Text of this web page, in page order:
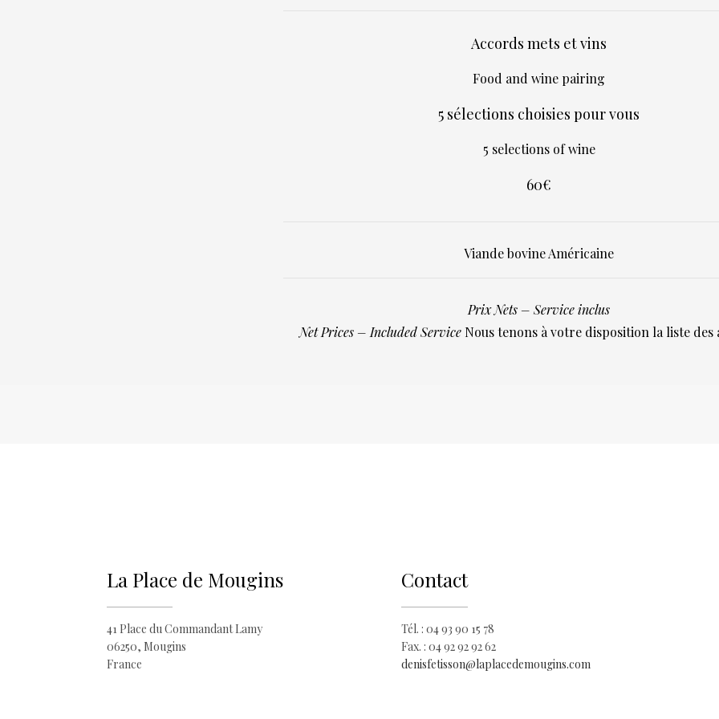
Accords mets et vins
Food and wine pairing
5 sélections choisies pour vous
5 selections of wine
60€
Viande bovine Américaine
Prix Nets – Service inclus
Net Prices – Included Service Nous tenons à votre disposition la liste des
La Place de Mougins
41 Place du Commandant Lamy
06250, Mougins
France
Contact
Tél. : 04 93 90 15 78
Fax. : 04 92 92 92 62
denisfetisson@laplacedemougins.com